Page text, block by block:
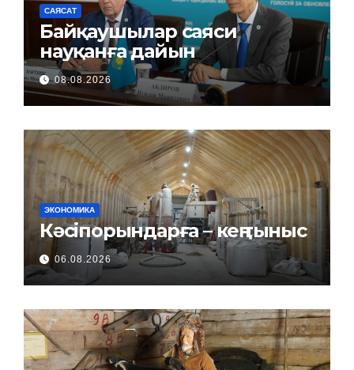
САЯСАТ
Байқаушылар саяси
науқанға дайын
08.08.2026
ЭКОНОМИКА
Кәсіпорындарға – кең тыныс
06.08.2026